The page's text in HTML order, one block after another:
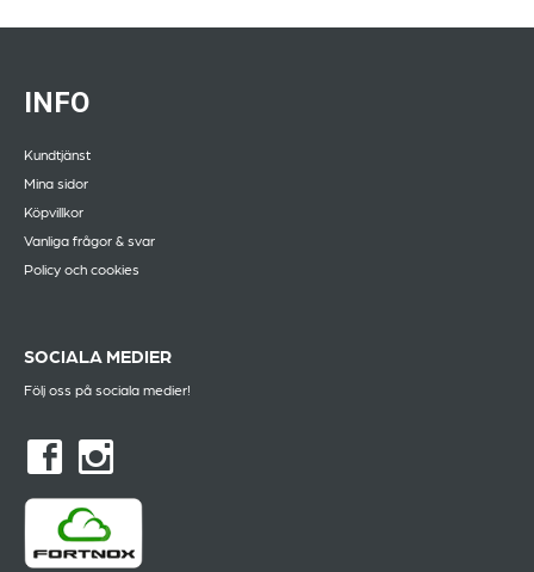
INFO
Kundtjänst
Mina sidor
Köpvillkor
Vanliga frågor & svar
Policy och cookies
SOCIALA MEDIER
Följ oss på sociala medier!